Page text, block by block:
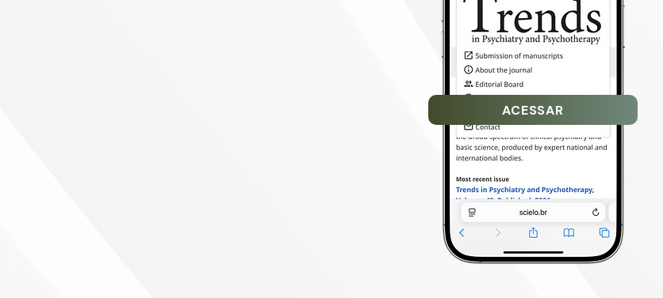
ACESSAR